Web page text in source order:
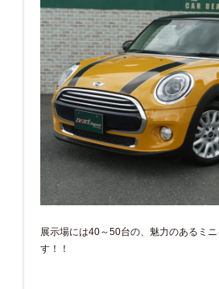
展示場には40～50台の、魅力のあるミニ
す！！